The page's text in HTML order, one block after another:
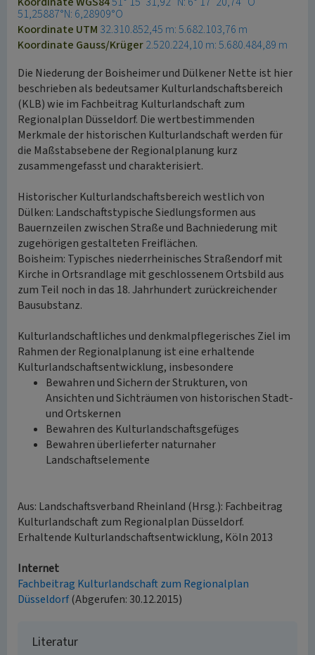
51,25887°N: 6,28909°O
Koordinate UTM 32.310.852,45 m: 5.682.103,76 m
Koordinate Gauss/Krüger2.520.224,10 m: 5.680.484,89 m
Die Niederung der Boisheimer und Dülkener Nette ist hier
beschrieben als bedeutsamer Kulturlandschaftsbereich
(KLB) wie im Fachbeitrag Kulturlandschaft zum
Regionalplan Düsseldorf. Die wertbestimmenden
Merkmale der historischen Kulturlandschaft werden für
die Maßstabsebene der Regionalplanung kurz
zusammengefasst und charakterisiert.
Historischer Kulturlandschaftsbereich westlich von
Dülken: Landschaftstypische Siedlungsformen aus
Bauernzeilen zwischen Straße und Bachniederung mit
zugehörigen gestalteten Freiflächen.
Boisheim: Typisches niederrheinisches Straßendorf mit
Kirche in Ortsrandlage mit geschlossenem Ortsbild aus
zum Teil noch in das 18. Jahrhundert zurückreichender
Bausubstanz.
Kulturlandschaftliches und denkmalpflegerisches Ziel im
Rahmen der Regionalplanung ist eine erhaltende
Kulturlandschaftsentwicklung, insbesondere
Bewahren und Sichern der Strukturen, von
Ansichten und Sichträumen von historischen Stadt-
und Ortskernen
Bewahren des Kulturlandschaftsgefüges
Bewahren überlieferter naturnaher
Landschaftselemente
Aus: Landschaftsverband Rheinland (Hrsg.): Fachbeitrag
Kulturlandschaft zum Regionalplan Düsseldorf.
Erhaltende Kulturlandschaftsentwicklung, Köln 2013
Internet
Fachbeitrag Kulturlandschaft zum Regionalplan
Düsseldorf(Abgerufen: 30.12.2015)
Literatur